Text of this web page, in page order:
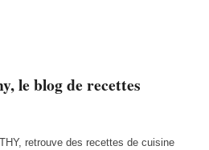
le blog de recettes
retrouve des recettes de cuisine